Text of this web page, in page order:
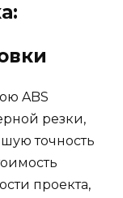
ABS
резки,
точность
проекта,